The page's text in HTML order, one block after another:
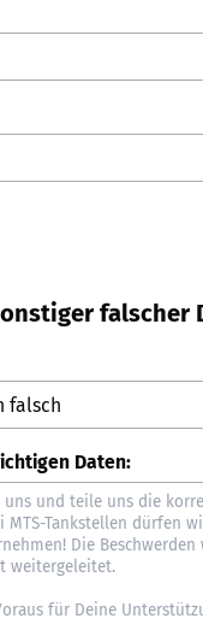
falscher
Daten: